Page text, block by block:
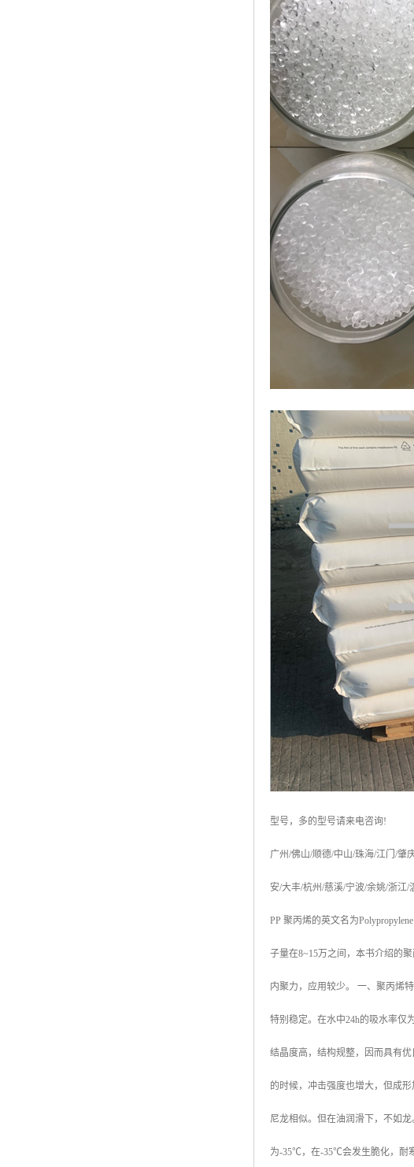
型号，多的型号请来电咨询!
广州/佛山/顺德/中山/珠海/江门 /肇
安/大丰/杭州/慈溪/宁波/余姚/浙江/
PP 聚丙烯的英文名为Polypropylene
子量在8~15万之间，本书介绍的
内聚力，应用较少。 一、聚丙烯
特别稳定。在水中24h的吸水率仅
结晶度高，结构规整，因而具有优
的时候，冲击强度也增大，但成形
尼龙相似。但在油润滑下，不如龙
为-35℃，在-35℃会发生脆化，耐